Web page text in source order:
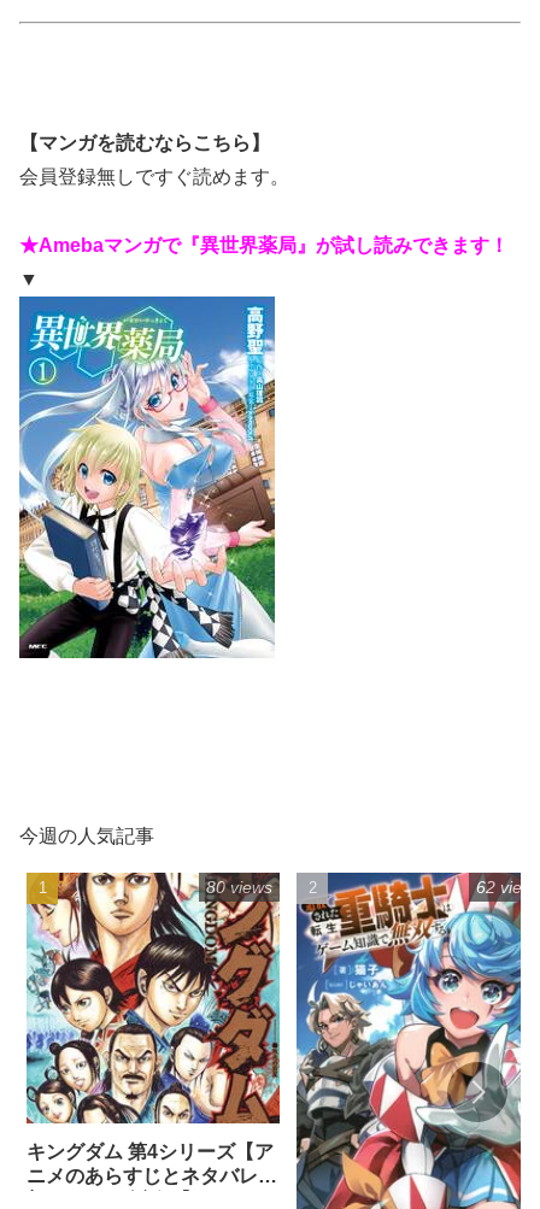
【マンガを読むならこちら】
会員登録無しですぐ読めます。
★Amebaマンガで『異世界薬局』が試し読みできます！
▼
今週の人気記事
キングダム 第4シリーズ【ア
ニメのあらすじとネタバレ感
80 views 62